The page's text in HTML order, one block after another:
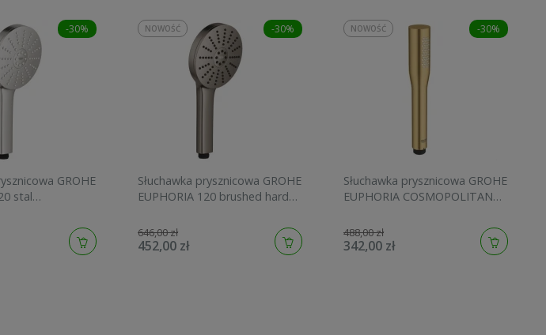
-30%
GROHE
stal
-30%
Słuchawka prysznicowa GROHE
EUPHORIA 120 brushed hard
646,00 zł
452,00 zł
NOWOŚĆ -30%
Słuchawka prysznicowa GROHE
EUPHORIA COSMOPOLITAN
27400GN0
488,00 zł
342,00 zł
NOWOŚĆ